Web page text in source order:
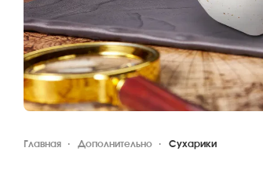
Главная Дополнительно Сухарики